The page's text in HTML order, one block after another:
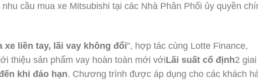
cầu mua xe Mitsubishi tại các Nhà Phân Phối ủy quyền
xe liền tay, lãi vay không đổi”, hợp tác cùng Lotte Finance,
thiệu sản phẩm vay hoàn toàn mới vớiLãi suất cố định2 giai
khi đáo hạn. Chương trình được áp dụng cho các khách